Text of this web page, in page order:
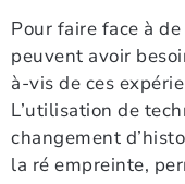
Pour faire face à
peuvent avoir
à-vis de ces
L’utilisation de
changement
la ré empreinte,